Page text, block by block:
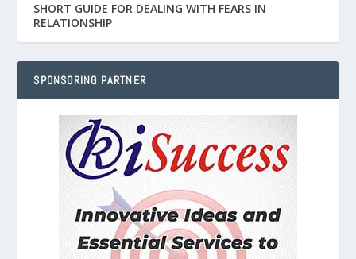
SHORT GUIDE FOR DEALING WITH FEARS IN
RELATIONSHIP
SPONSORING PARTNER